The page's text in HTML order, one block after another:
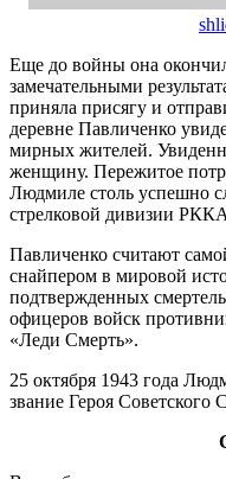
Еще до войны она
замечательными
приняла присягу и
деревне Павличенко
мирных жителей.
женщину. Пережитое
Людмиле столь успешно
стрелковой дивизии
Павличенко считают
снайпером в мировой
подтвержденных
офицеров войск
«Леди Смерть».
25 октября 1943 года
звание Героя Советского